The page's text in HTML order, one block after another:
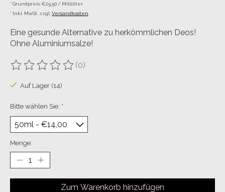
* Grundpreis: €25,50 / Milliliter
* Inkl. MwSt. zzgl. Versandkosten
Eine gesunde Alternative zu herkömmlichen Deos!
Ohne Aluminiumsalze!
Die Bewertung dieses Produkts ist
(0)
Auf Lager (14)
Bitte wählen Sie: *
Menge:
Zum Warenkorb hinzufügen